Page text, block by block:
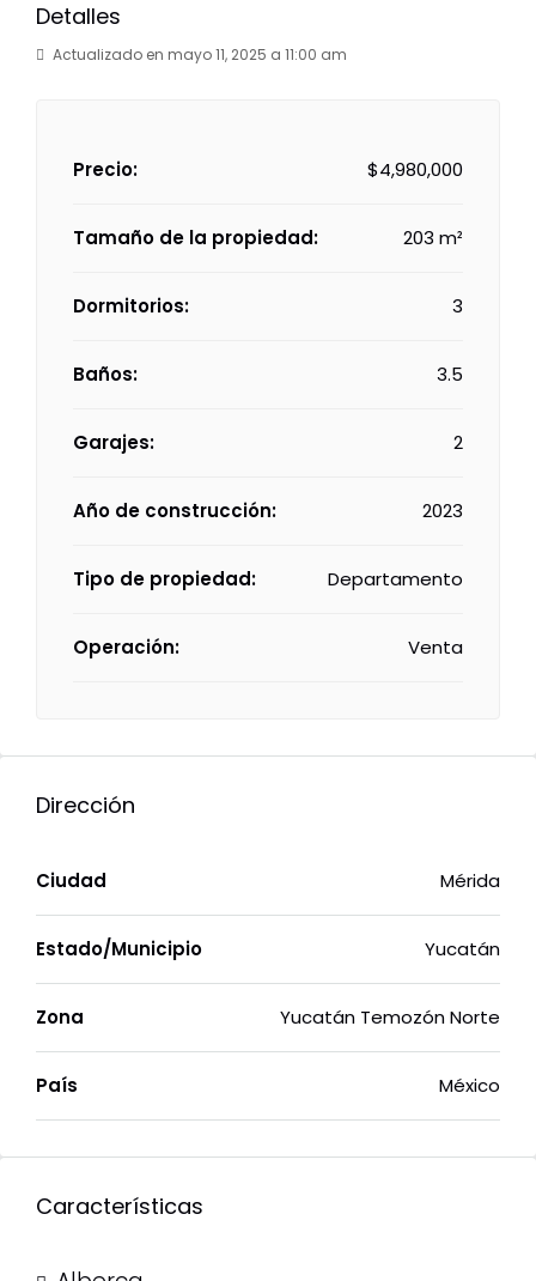
Detalles
Actualizado en mayo 11, 2025 a 11:00 am
Precio: $4,980,000
Tamaño de la propiedad: 203 m²
Dormitorios: 3
Baños: 3.5
Garajes: 2
Año de construcción: 2023
Tipo de propiedad: Departamento
Operación: Venta
Dirección
Ciudad Mérida
Estado/Municipio Yucatán
Zona Yucatán Temozón Norte
País México
Características